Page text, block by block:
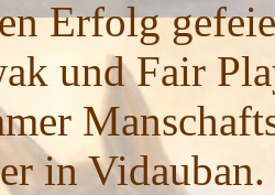
Erfolg
und Fair
in